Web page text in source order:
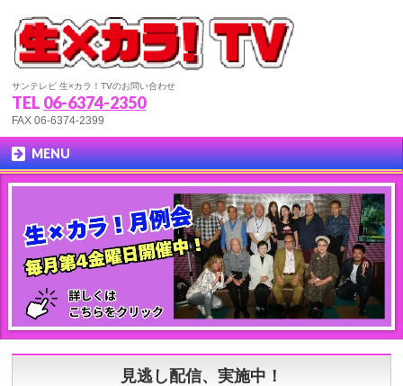
サンテレビ 生×カラ！TVのお問い合わせ
TEL 06-6374-2350
FAX 06-6374-2399
MENU
見逃し配信、実施中！